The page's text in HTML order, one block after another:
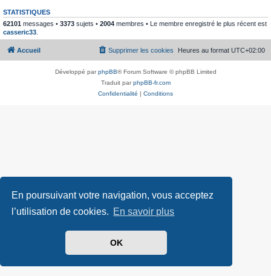
En poursuivant votre navigation, vous acceptez
l’utilisation de cookies. En savoir plus
OK
STATISTIQUES
62101 messages • 3373 sujets • 2004 membres • Le membre enregistré le plus récent est
casseric33
Accueil Heures au format UTC+02:00
Supprimer les cookies
Développé parphpBB® Forum Software © phpBB Limited
Traduit parphpBB-fr.com
Confidentialité | Conditions